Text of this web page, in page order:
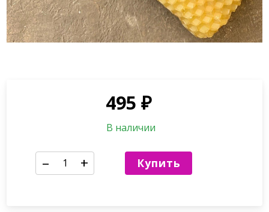
495 ₽
В наличии
– + Купить